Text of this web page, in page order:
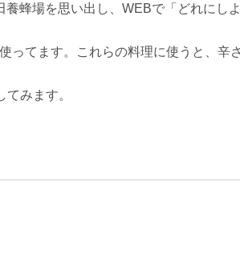
蜂場を思い出し、WEBで「どれにし
ってます。これらの料理に使うと、辛
みます。